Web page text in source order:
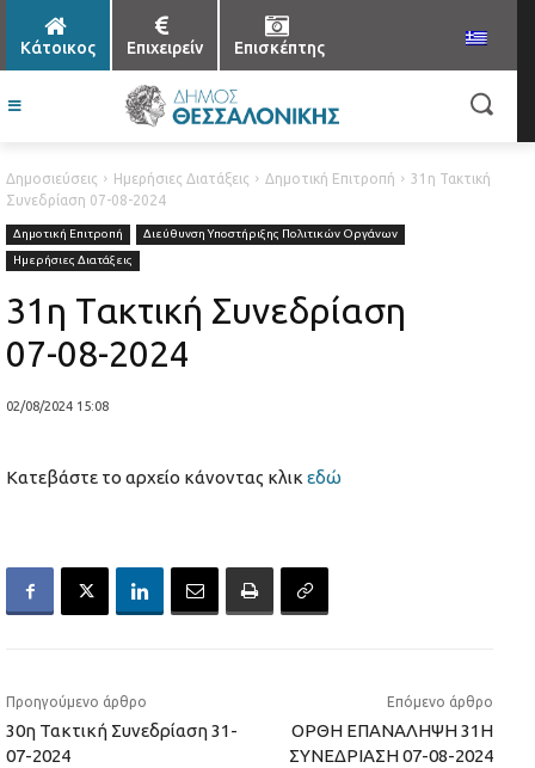
Κάτοικος Επιχειρείν Επισκέπτης
Δημοσιεύσεις Ημερήσιες Διατάξεις Δημοτική Επιτροπή
31η Τακτική
Συνεδρίαση 07-08-2024
Δημοτική Επιτροπή
Διεύθυνση Υποστήριξης Πολιτικών Οργάνων
Ημερήσιες Διατάξεις
31η Τακτική Συνεδρίαση
07-08-2024
02/08/2024 15:08
Κατεβάστε το αρχείο κάνοντας κλικ εδώ
Προηγούμενο άρθρο
30η Τακτική Συνεδρίαση 31-
07-2024
Επόμενο άρθρο
ΟΡΘΗ ΕΠΑΝΑΛΗΨΗ 31Η
ΣΥΝΕΔΡΙΑΣΗ 07-08-2024